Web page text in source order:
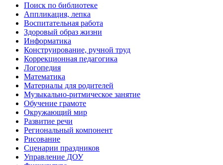
Поиск по библиотеке
Аппликация, лепка
Воспитательная работа
Здоровый образ жизни
Информатика
Конструирование, ручной труд
Коррекционная педагогика
Логопедия
Математика
Материалы для родителей
Музыкально-ритмическое занятие
Обучение грамоте
Окружающий мир
Развитие речи
Региональный компонент
Рисование
Сценарии праздников
Управление ДОУ